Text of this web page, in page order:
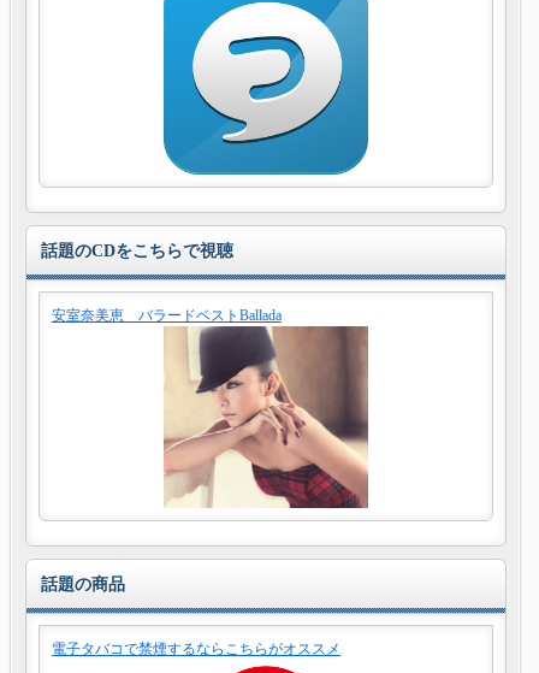
話題のCDをこちらで視聴
安室奈美恵 バラードベストBallada
話題の商品
電子タバコで禁煙するならこちらがオススメ